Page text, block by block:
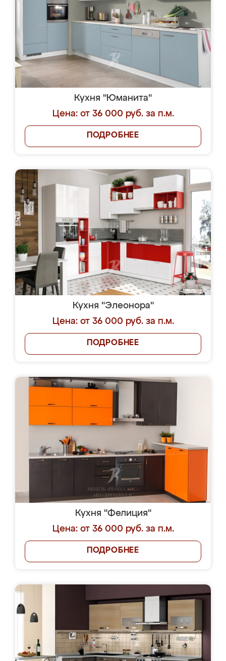
Кухня "Юманита"
Цена: от 36 000 руб. за п.м.
ПОДРОБНЕЕ
Кухня "Элеонора"
Цена: от 36 000 руб. за п.м.
ПОДРОБНЕЕ
Кухня "Фелиция"
Цена: от 36 000 руб. за п.м.
ПОДРОБНЕЕ